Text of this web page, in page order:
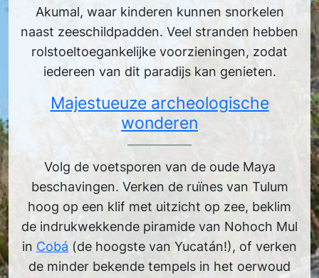
Akumal, waar kinderen kunnen snorkelen
naast zeeschildpadden. Veel stranden hebben
rolstoeltoegankelijke voorzieningen, zodat
iedereen van dit paradijs kan genieten.
Majestueuze archeologische
wonderen
Volg de voetsporen van de oude Maya
beschavingen. Verken de ruïnes van Tulum
hoog op een klif met uitzicht op zee, beklim
de indrukwekkende piramide van Nohoch Mul
in Cobá (de hoogste van Yucatán!), of verken
de minder bekende tempels in het oerwoud